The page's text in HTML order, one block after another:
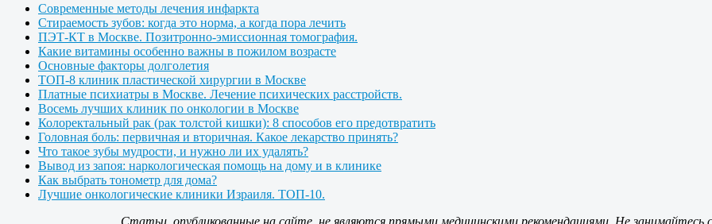
Современные методы лечения инфаркта
Стираемость зубов: когда это норма, а когда пора лечить
ПЭТ-КТ в Москве. Позитронно-эмиссионная томография.
Какие витамины особенно важны в пожилом возрасте
Основные факторы долголетия
ТОП-8 клиник пластической хирургии в Москве
Платные психиатры в Москве. Лечение психических расстройств.
Восемь лучших клиник по онкологии в Москве
Колоректальный рак (рак толстой кишки): 8 способов его предотвратить
Головная боль: первичная и вторичная. Какое лекарство принять?
Что такое зубы мудрости, и нужно ли их удалять?
Вывод из запоя: наркологическая помощь на дому и в клинике
Как выбрать тонометр для дома?
Лучшие онкологические клиники Израиля. ТОП-10.